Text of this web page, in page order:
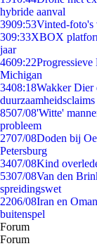
hybride aanval
3909:53Vinted-foto's
309:33XBOX
jaar
4609:22
Michigan
3408:18Wakker Dier
duurzaamheidsclaims
8507/08'Witte'
probleem
2707/08Doden bij
Petersburg
3407/08Kind
5307/08Van den
spreidingswet
2206/08Iran en
buitenspel
Forum
Forum